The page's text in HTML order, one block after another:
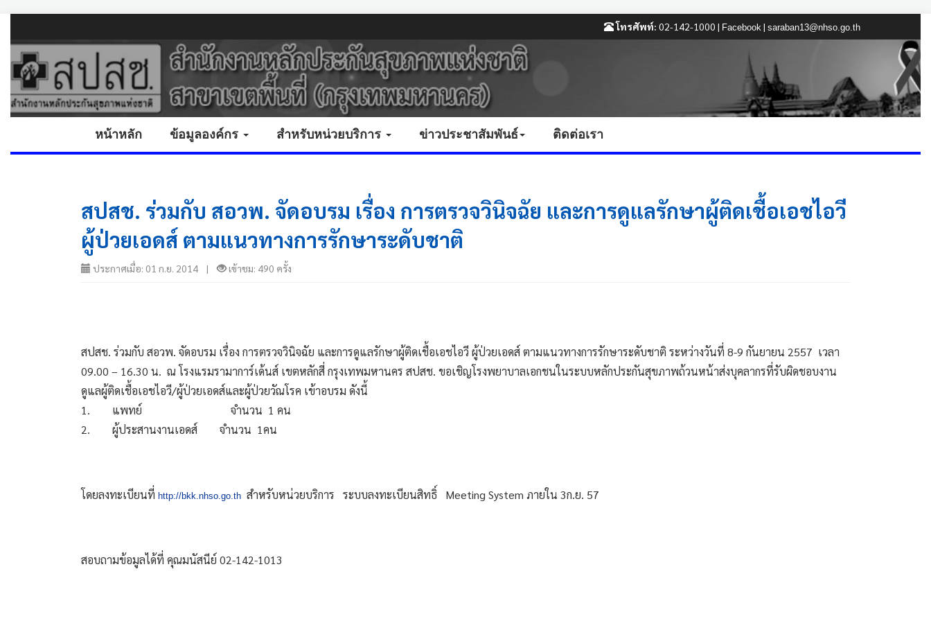
โทรศัพท์: 02-142-1000 | Facebook | saraban13@nhso.go.th
หน้าหลัก ข้อมูลองค์กร สำหรับหน่วยบริการ ข่าวประชาสัมพันธ์ ติดต่อเรา
สปสช. ร่วมกับ สอวพ. จัดอบรม เรื่อง การตรวจวินิจฉัย และการดูแลรักษาผู้ติดเชื้อเอชไอวี
ผู้ป่วยเอดส์ ตามแนวทางการรักษาระดับชาติ
ประกาศเมื่อ: 01 ก.ย. 2014 | เข้าชม: 490 ครั้ง
สปสช. ร่วมกับ สอวพ. จัดอบรม เรื่อง การตรวจวินิจฉัย และการดูแลรักษาผู้ติดเชื้อเอชไอวี ผู้ป่วยเอดส์ ตามแนวทางการรักษาระดับชาติ ระหว่างวันที่ 8-9 กันยายน 2557  เวลา
09.00 – 16.30 น.  ณ โรงแรมรามาการ์เด้นส์ เขตหลักสี่ กรุงเทพมหานคร สปสช. ขอเชิญโรงพยาบาลเอกชนในระบบหลักประกันสุขภาพถ้วนหน้าส่งบุคลากรที่รับผิดชอบงาน
ดูแลผู้ติดเชื้อเอชไอวี/ผู้ป่วยเอดส์และผู้ป่วยวัณโรค เข้าอบรม ดังนี้
1.        แพทย์                                จำนวน  1 คน
2.        ผู้ประสานงานเอดส์        จำนวน  1คน
โดยลงทะเบียนที่ http://bkk.nhso.go.th สำหรับหน่วยบริการ   ระบบลงทะเบียนสิทธิ์   Meeting System ภายใน 3ก.ย. 57
สอบถามข้อมูลได้ที่ คุณมนัสนีย์ 02-142-1013